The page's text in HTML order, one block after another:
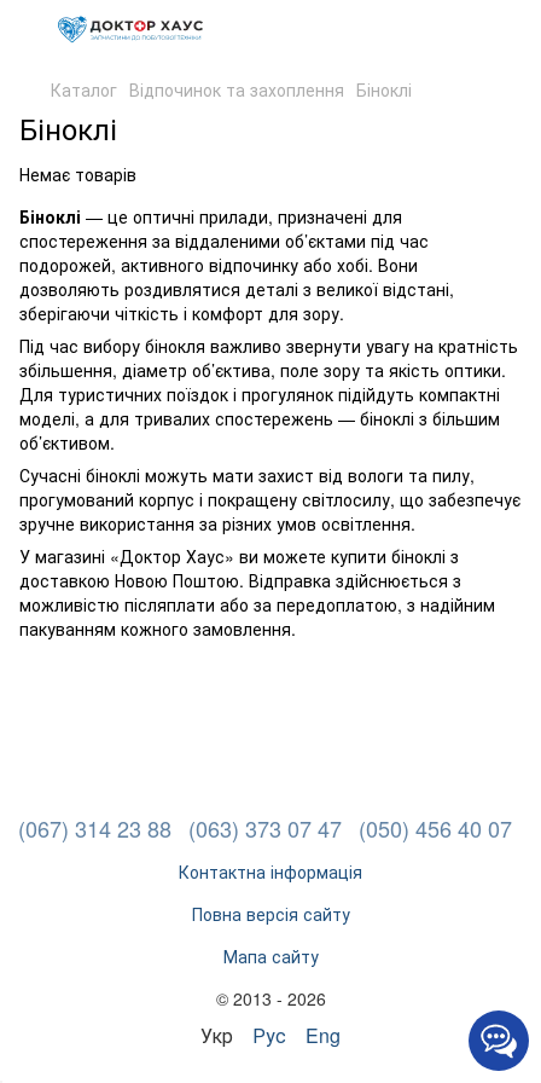
Каталог Відпочинок та захоплення Біноклі
Біноклі
Немає товарів
Біноклі — це оптичні прилади, призначені для
спостереження за віддаленими об’єктами під час
подорожей, активного відпочинку або хобі. Вони
дозволяють роздивлятися деталі з великої відстані,
зберігаючи чіткість і комфорт для зору.
Під час вибору бінокля важливо звернути увагу на кратність
збільшення, діаметр об’єктива, поле зору та якість оптики.
Для туристичних поїздок і прогулянок підійдуть компактні
моделі, а для тривалих спостережень — біноклі з більшим
об’єктивом.
Сучасні біноклі можуть мати захист від вологи та пилу,
прогумований корпус і покращену світлосилу, що забезпечує
зручне використання за різних умов освітлення.
У магазині «Доктор Хаус» ви можете купити біноклі з
доставкою Новою Поштою. Відправка здійснюється з
можливістю післяплати або за передоплатою, з надійним
пакуванням кожного замовлення.
(067) 314 23 88 (063) 373 07 47 (050) 456 40 07
Контактна інформація
Повна версія сайту
Мапа сайту
© 2013 - 2026
Укр Рус Eng